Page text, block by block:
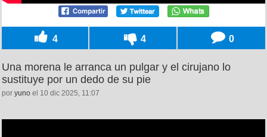
4 4 0
Una morena le arranca un pulgar y el cirujano lo
sustituye por un dedo de su pie
por yuno el 10 dic 2025, 11:07